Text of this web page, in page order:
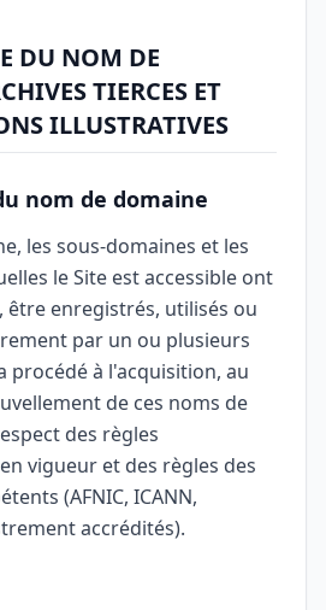
DU NOM DE
TIERCES ET
ILLUSTRATIVES
nom de domaine
les sous-domaines et les
le Site est accessible ont
être enregistrés, utilisés ou
par un ou plusieurs
procédé à l'acquisition, au
de ces noms de
des règles
vigueur et des règles des
(AFNIC, ICANN,
accrédités).